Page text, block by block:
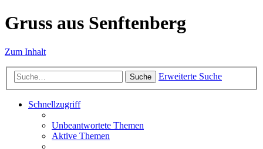
Gruss aus Senftenberg
Zum Inhalt
Suche Erweiterte Suche
Schnellzugriff
Unbeantwortete Themen
Aktive Themen